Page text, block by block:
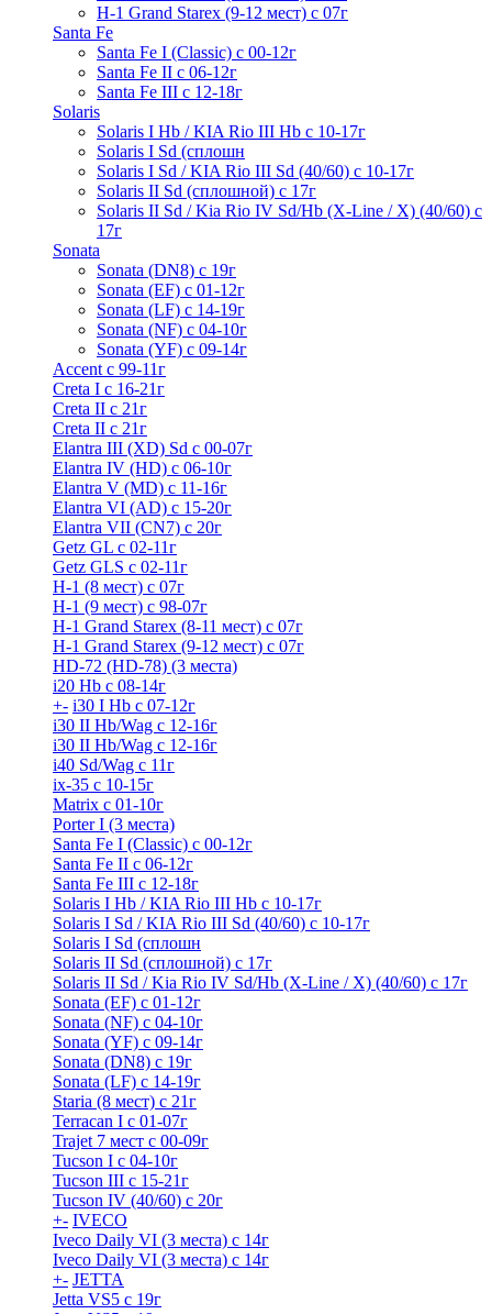
H-1 Grand Starex (9-12 мест) с 07г
Santa Fe
Santa Fe I (Classic) с 00-12г
Santa Fe II с 06-12г
Santa Fe III c 12-18г
Solaris
Solaris I Hb / KIA Rio III Hb с 10-17г
Solaris I Sd (сплошн
Solaris I Sd / KIA Rio III Sd (40/60) с 10-17г
Solaris II Sd (сплошной) с 17г
Solaris II Sd / Kia Rio IV Sd/Hb (X-Line / X) (40/60) с
17г
Sonata
Sonata (DN8) с 19г
Sonata (EF) с 01-12г
Sonata (LF) с 14-19г
Sonata (NF) с 04-10г
Sonata (YF) с 09-14г
Accent с 99-11г
Creta I с 16-21г
Creta II с 21г
Creta II с 21г
Elantra III (XD) Sd c 00-07г
Elantra IV (HD) с 06-10г
Elantra V (MD) c 11-16г
Elantra VI (AD) с 15-20г
Elantra VII (CN7) с 20г
Getz GL с 02-11г
Getz GLS с 02-11г
H-1 (8 мест) c 07г
H-1 (9 мест) c 98-07г
H-1 Grand Starex (8-11 мест) с 07г
H-1 Grand Starex (9-12 мест) с 07г
HD-72 (HD-78) (3 места)
i20 Hb с 08-14г
+- i30 I Hb с 07-12г
i30 II Hb/Wag с 12-16г
i30 II Hb/Wag с 12-16г
i40 Sd/Wag с 11г
ix-35 с 10-15г
Matrix с 01-10г
Porter I (3 места)
Santa Fe I (Classic) с 00-12г
Santa Fe II с 06-12г
Santa Fe III c 12-18г
Solaris I Hb / KIA Rio III Hb с 10-17г
Solaris I Sd / KIA Rio III Sd (40/60) с 10-17г
Solaris I Sd (сплошн
Solaris II Sd (сплошной) с 17г
Solaris II Sd / Kia Rio IV Sd/Hb (X-Line / X) (40/60) с 17г
Sonata (EF) с 01-12г
Sonata (NF) с 04-10г
Sonata (YF) с 09-14г
Sonata (DN8) с 19г
Sonata (LF) с 14-19г
Staria (8 мест) c 21г
Terracan I c 01-07г
Trajet 7 мест с 00-09г
Tucson I c 04-10г
Tucson III с 15-21г
Tucson IV (40/60) с 20г
+- IVECO
Iveco Daily VI (3 места) с 14г
Iveco Daily VI (3 места) с 14г
+- JETTA
Jetta VS5 с 19г